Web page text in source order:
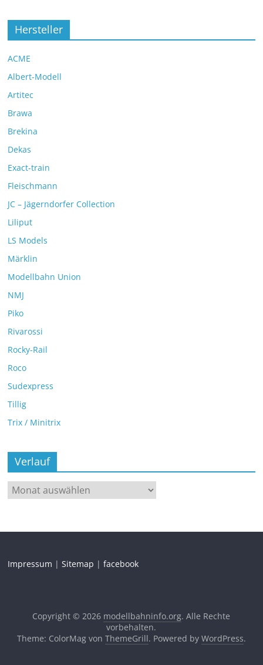
Hersteller
ACME
Albert-Modell
Artitec
Brawa
Brekina
Dekas
Exact-train
Fleischmann
JC – Jägerndorfer Collection
Liliput
LS Models
Märklin
Modellbahn Union
NMJ
Piko
Rivarossi
Rocky-Rail
Roco
Sudexpress
Tillig
Trix / Minitrix
Verlauf
Impressum |Sitemap |facebook
Copyright © 2026 modellbahninfo.org. Alle Rechte
vorbehalten.
Theme: ColorMag von ThemeGrill. Powered by WordPress.